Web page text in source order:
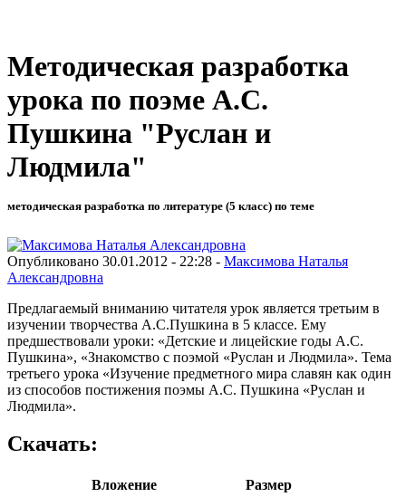
Методическая разработка
урока по поэме А.С.
Пушкина "Руслан и
Людмила"
методическая разработка по литературе (5 класс) по теме
Опубликовано 30.01.2012 - 22:28 - Максимова Наталья
Александровна
Предлагаемый вниманию читателя урок является третьим в
изучении творчества А.С.Пушкина в 5 классе. Ему
предшествовали уроки: «Детские и лицейские годы А.С.
Пушкина», «Знакомство с поэмой «Руслан и Людмила». Тема
третьего урока «Изучение предметного мира славян как один
из способов постижения поэмы А.С. Пушкина «Руслан и
Людмила».
Скачать:
Вложение
Размер